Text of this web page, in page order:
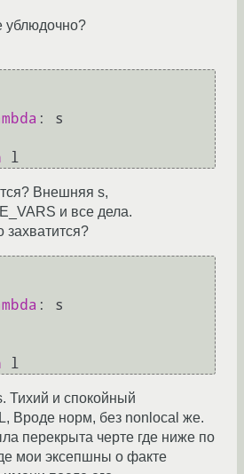
ублюдочно?
: s
Внешняя s,
и все дела.
захватится?
: s
Тихий и спокойный
Вроде норм, без nonlocal же.
перекрыта черте где ниже по
мои эксепшны о факте